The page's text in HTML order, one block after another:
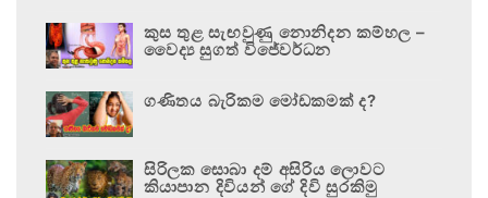
කුස තුළ සැඟවුණු නොනිදන කම්හල –
වෛද්‍ය සුගත් විජේවර්ධන
ගණිතය බැරිකම මෝඩකමක් ද?
සිරිලක සොබා දම් අසිරිය ලොවට
කියාපාන දිවියන් ගේ දිවි සුරකිමු